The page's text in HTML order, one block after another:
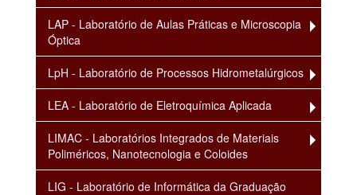
LAP - Laboratório de Aulas Práticas e Microscopia
Óptica
LpH - Laboratório de Processos Hidrometalúrgicos
LEA - Laboratório de Eletroquímica Aplicada
LIMAC - Laboratórios Integrados de Materiais
Poliméricos, Nanotecnologia e Coloides
LIG - Laboratório de Informática da Graduação